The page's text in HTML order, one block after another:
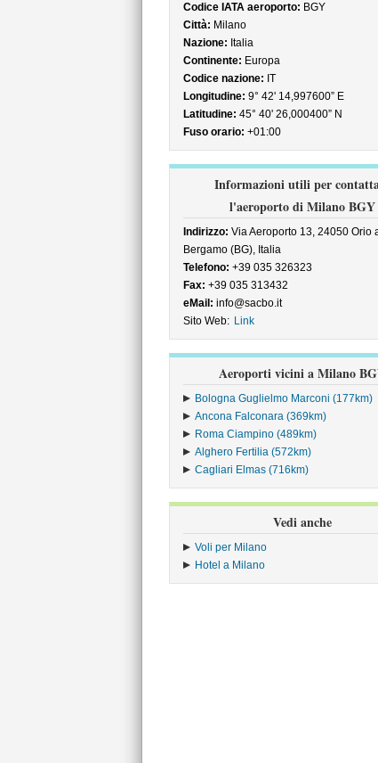
Codice IATA aeroporto: BGY
Città: Milano
Nazione: Italia
Continente: Europa
Codice nazione: IT
Longitudine: 9° 42' 14,997600” E
Latitudine: 45° 40' 26,000400” N
Fuso orario: +01:00
Informazioni utili per
l'aeroporto di Milano BGY
Indirizzo: Via Aeroporto 13, 24050 Orio
Bergamo (BG), Italia
Telefono: +39 035 326323
Fax: +39 035 313432
eMail: info@sacbo.it
Sito Web: Link
Aeroporti vicini a Milano
Bologna Guglielmo Marconi (177km)
Ancona Falconara (369km)
Roma Ciampino (489km)
Alghero Fertilia (572km)
Cagliari Elmas (716km)
Vedi anche
Voli per Milano
Hotel a Milano